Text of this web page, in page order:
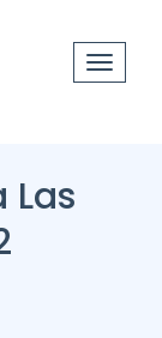
Toggle
Las